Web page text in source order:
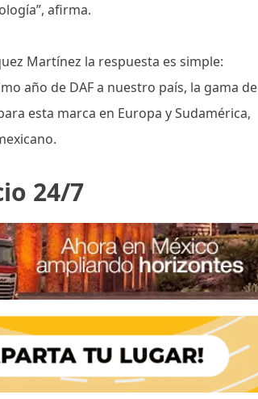
afirma.
Martínez la respuesta es simple:
año de DAF a nuestro país, la gama de
esta marca en Europa y Sudamérica,
24/7